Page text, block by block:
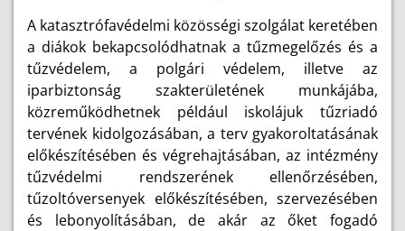
A katasztrófavédelmi közösségi szolgálat keretében
a diákok bekapcsolódhatnak a tűzmegelőzés és a
tűzvédelem, a polgári védelem, illetve az
iparbiztonság szakterületének munkájába,
közreműködhetnek például iskolájuk tűzriadó
tervének kidolgozásában, a terv gyakoroltatásának
előkészítésében és végrehajtásában, az intézmény
tűzvédelmi rendszerének ellenőrzésében,
tűzoltóversenyek előkészítésében, szervezésében
és lebonyolításában, de akár az őket fogadó